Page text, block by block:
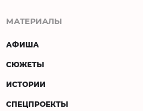
МАТЕРИАЛЫ
АФИША
СЮЖЕТЫ
ИСТОРИИ
СПЕЦПРОЕКТЫ